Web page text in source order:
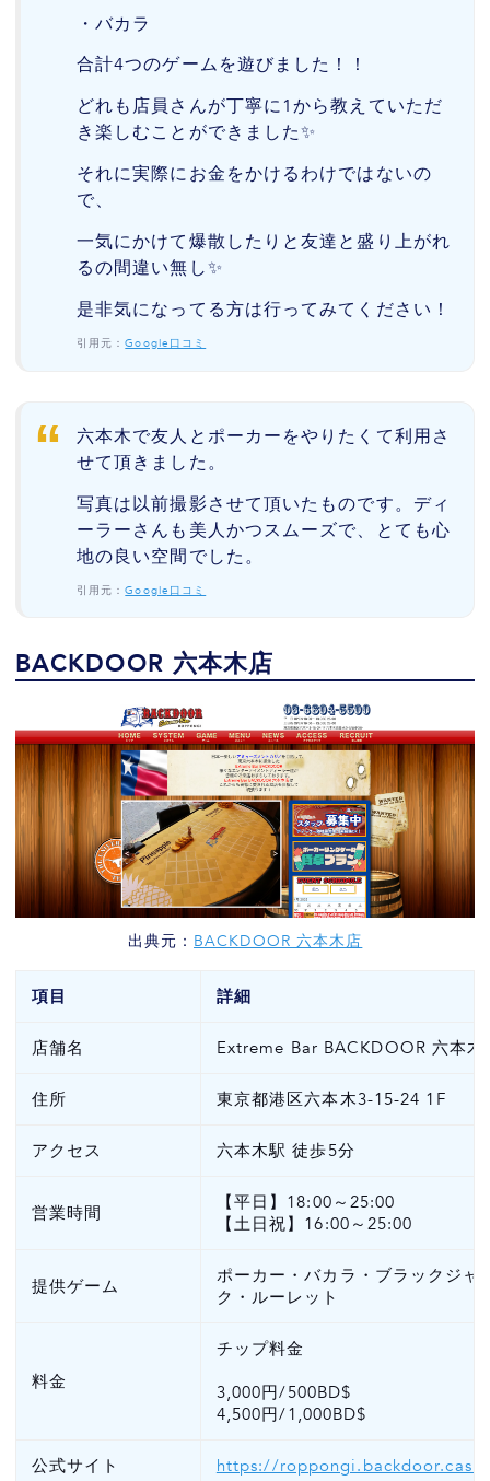
・バカラ
合計4つのゲームを遊びました！！
どれも店員さんが丁寧に1から教えていただ
き楽しむことができました✨
それに実際にお金をかけるわけではないの
で、
一気にかけて爆散したりと友達と盛り上がれ
るの間違い無し✨
是非気になってる方は行ってみてください！
引用元：Google口コミ
六本木で友人とポーカーをやりたくて利用さ
せて頂きました。
写真は以前撮影させて頂いたものです。ディ
ーラーさんも美人かつスムーズで、とても心
地の良い空間でした。
引用元：Google口コミ
BACKDOOR 六本木店
出典元： BACKDOOR 六本木店
項目 詳細
店舗名 Extreme Bar BACKDOOR 六本木
住所 東京都港区六本木3-15-24 1F
アクセス 六本木駅 徒歩5分
営業時間
【平日】18:00～25:00
【土日祝】16:00～25:00
提供ゲーム
ポーカー・バカラ・ブラックジャ
ク・ルーレット
料金
チップ料金
3,000円/500BD$
4,500円/1,000BD$
公式サイト https://